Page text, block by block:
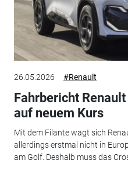
26.05.2026 #Renault
Fahrbericht
auf neuem Kurs
Mit dem Filante wagt sich
allerdings erstmal nicht in
am Golf. Deshalb muss das